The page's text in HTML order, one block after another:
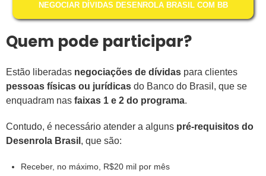
NEGOCIAR DÍVIDAS DESENROLA BRASIL COM BB
Quem pode participar?
Estão liberadas negociações de dívidas para clientes
pessoas físicas ou jurídicas do Banco do Brasil, que se
enquadram nas faixas 1 e 2 do programa.
Contudo, é necessário atender a alguns pré-requisitos do
Desenrola Brasil , que são:
Receber, no máximo, R$20 mil por mês